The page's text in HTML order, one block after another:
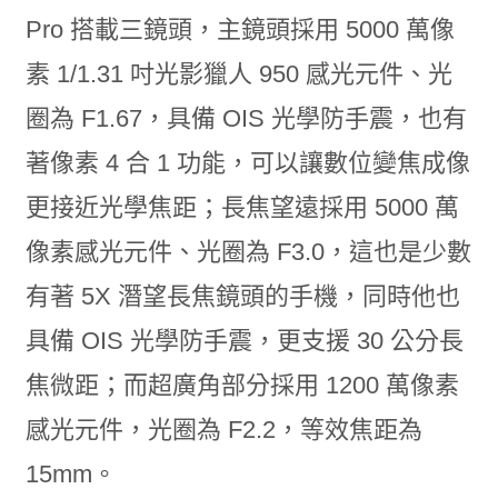
Pro 搭載三鏡頭，主鏡頭採用 5000 萬像
素 1/1.31 吋光影獵人 950 感光元件、光
圈為 F1.67，具備 OIS 光學防手震，也有
著像素 4 合 1 功能，可以讓數位變焦成像
更接近光學焦距；長焦望遠採用 5000 萬
像素感光元件、光圈為 F3.0，這也是少數
有著 5X 潛望長焦鏡頭的手機，同時他也
具備 OIS 光學防手震，更支援 30 公分長
焦微距；而超廣角部分採用 1200 萬像素
感光元件，光圈為 F2.2，等效焦距為
15mm。